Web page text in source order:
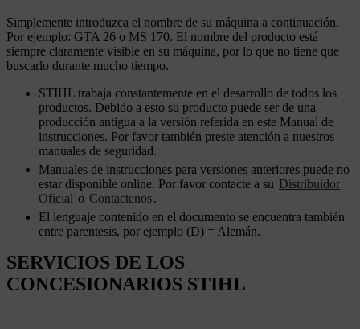
Simplemente introduzca el nombre de su máquina a continuación.
Por ejemplo: GTA 26 o MS 170. El nombre del producto está
siempre claramente visible en su máquina, por lo que no tiene que
buscarlo durante mucho tiempo.
STIHL trabaja constantemente en el desarrollo de todos los
productos. Debido a esto su producto puede ser de una
producción antigua a la versión referida en este Manual de
instrucciones. Por favor también preste atención a nuestros
manuales de seguridad.
Manuales de instrucciones para versiones anteriores puede no
estar disponible online. Por favor contacte a su Distribuidor
Oficial o Contactenos.
El lenguaje contenido en el documento se encuentra también
entre parentesis, por ejemplo (D) = Alemán.
SERVICIOS DE LOS
CONCESIONARIOS STIHL